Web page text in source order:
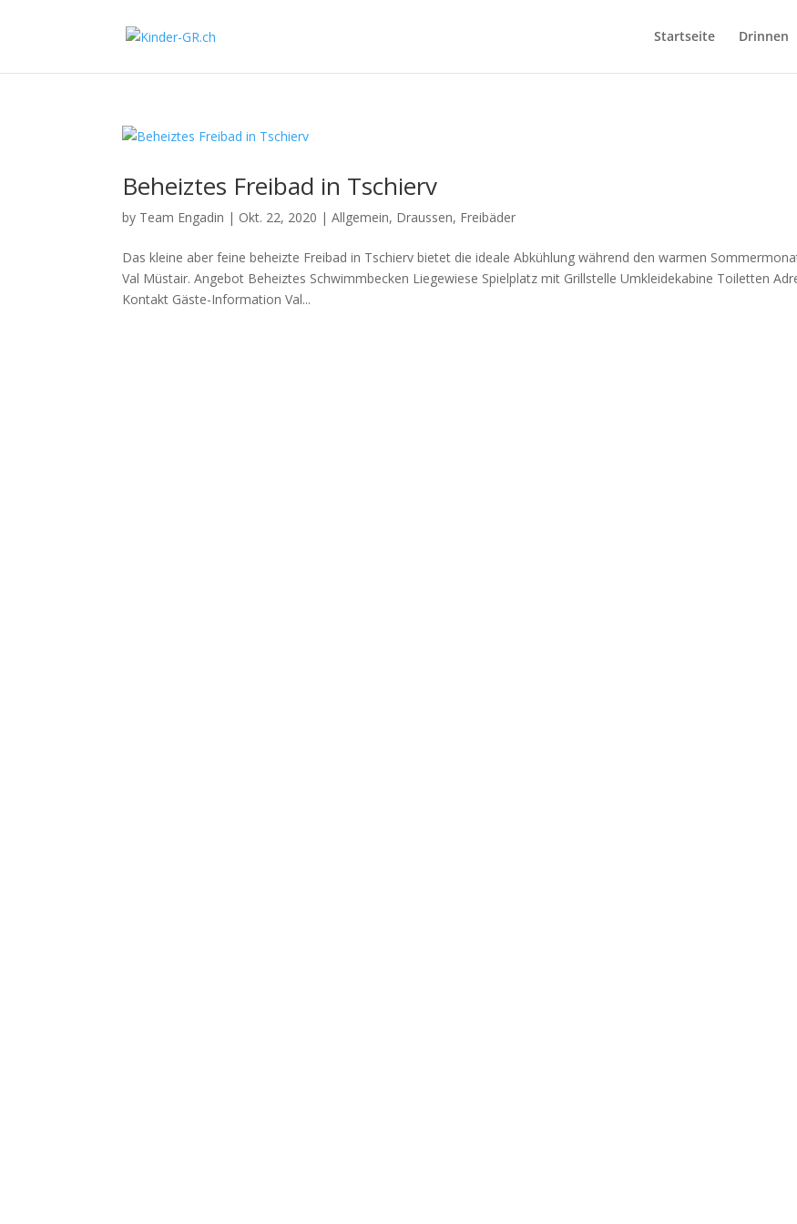
Startseite Drinnen
Beheiztes Freibad in Tschierv
by Team Engadin | Okt. 22, 2020 |Allgemein, Draussen, Freibäder
Das kleine aber feine beheizte Freibad in Tschierv bietet die ideale Abkühlung während den warmen
Val Müstair. Angebot Beheiztes Schwimmbecken Liegewiese Spielplatz mit Grillstelle Umkleidekabine Toiletten
Kontakt Gäste-Information Val...